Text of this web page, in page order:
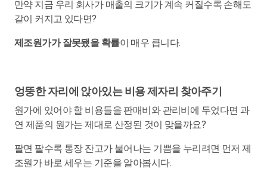
만약 지금 우리 회사가 매출의 크기가 계속 커질수록 손해도
같이 커지고 있다면?
제조원가가 잘못됐을 확률이 매우 큽니다.
엉뚱한 자리에 앉아있는 비용 제자리 찾아주기
원가에 있어야 할 비용들을 판매비와 관리비에 두었다면 과
연 제품의 원가는 제대로 산정된 것이 맞을까요?
팔면 팔수록 통장 잔고가 불어나는 기쁨을 누리려면 먼저 제
조원가 바로 세우는 기준을 알아봅시다.